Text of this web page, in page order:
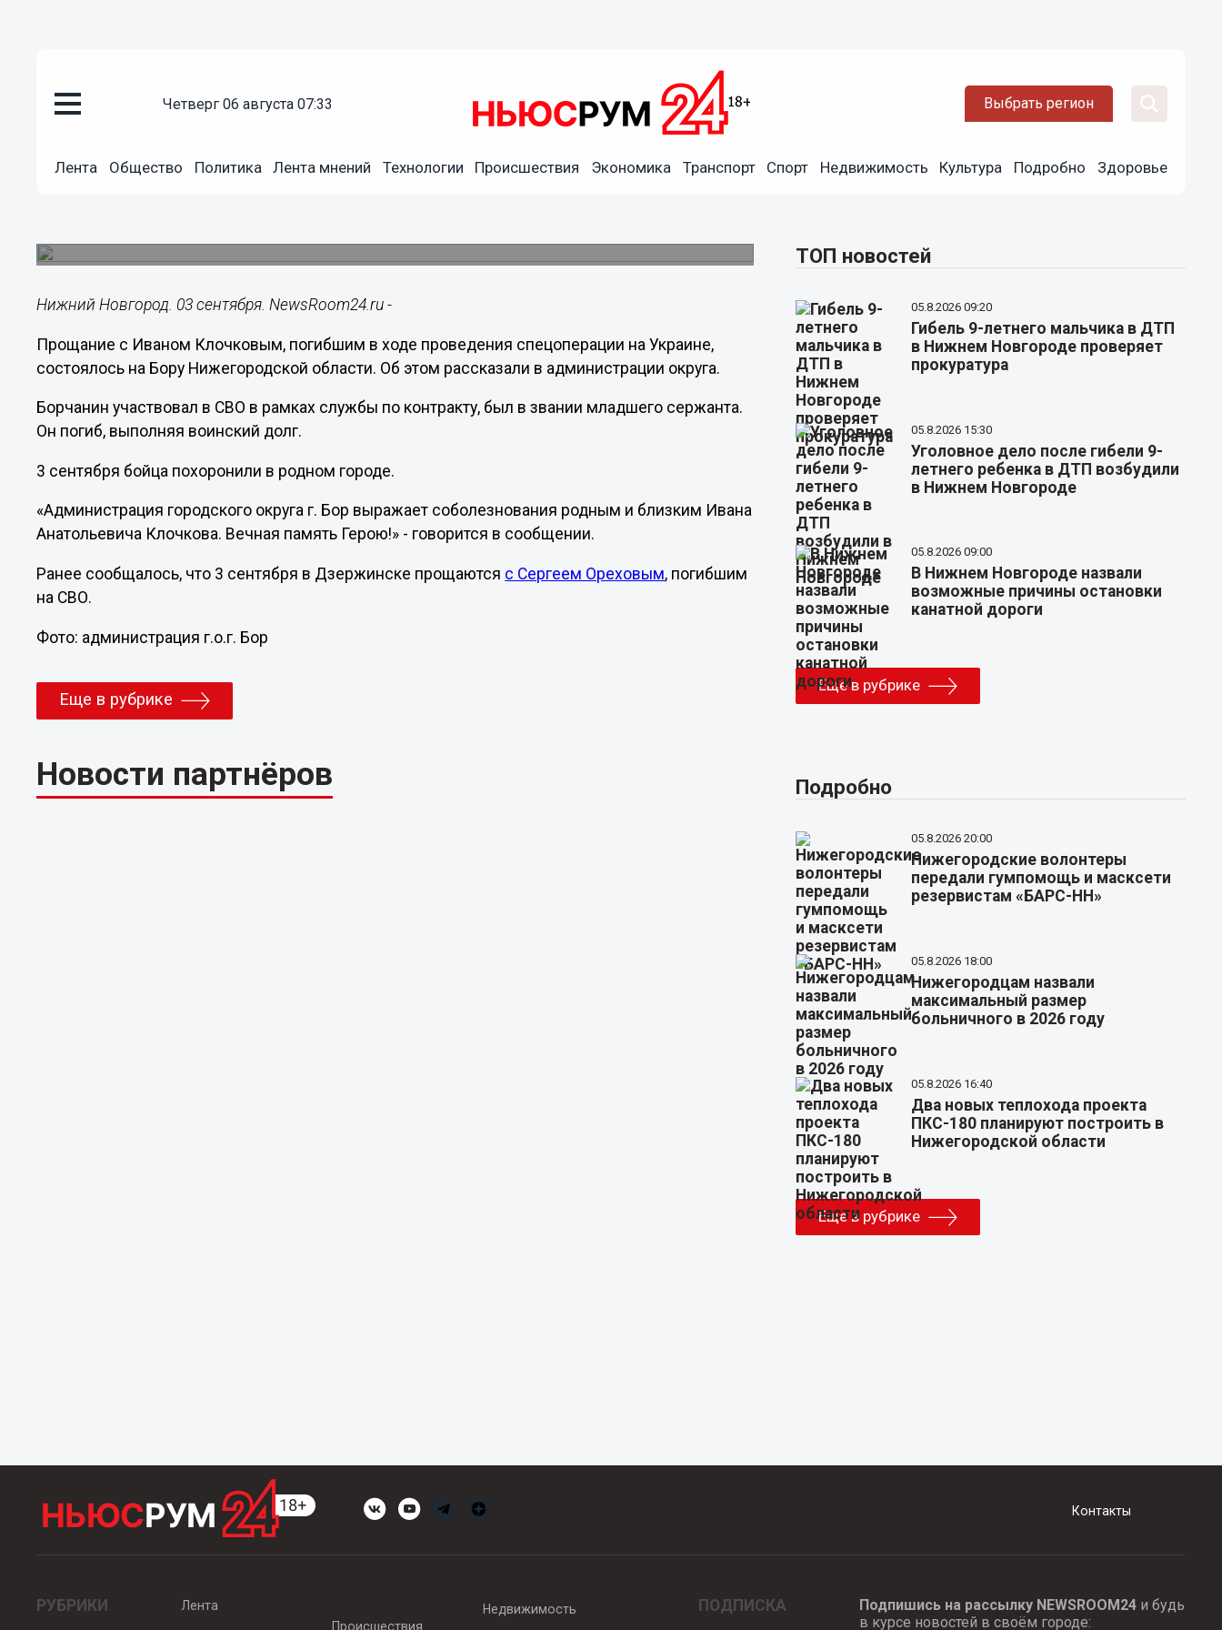
четверг 06 августа 07:33 Выбрать регион
Лента Общество Политика Лента мнений Технологии Происшествия Экономика Транспорт Спорт Недвижимость Культура Подробно Здоровье
Погибшего на СВО Ивана Клочкова проводили в последний
Нижний Новгород. 03 сентября. NewsRoom24.ru -
Прощание с Иваном Клочковым, погибшим в ходе проведения спецоперации на Украине,
состоялось на Бору Нижегородской области. Об этом рассказали в администрации округа.
Борчанин участвовал в СВО в рамках службы по контракту, был в звании младшего сержанта.
Он погиб, выполняя воинский долг.
3 сентября бойца похоронили в родном городе.
«Администрация городского округа г. Бор выражает соболезнования родным и близким Ивана
Анатольевича Клочкова. Вечная память Герою!» - говорится в сообщении.
Ранее сообщалось, что 3 сентября в Дзержинске прощаются с Сергеем Ореховым, погибшим
на СВО.
Фото: администрация г.о.г. Бор
Еще в рубрике
Новости партнёров
ТОП новостей
05.8.2026 09:20
Гибель 9-летнего мальчика в ДТП
в Нижнем Новгороде проверяет
прокуратура
05.8.2026 15:30
Уголовное дело после гибели 9-
летнего ребенка в ДТП возбудили
в Нижнем Новгороде
05.8.2026 09:00
В Нижнем Новгороде назвали
возможные причины остановки
канатной дороги
Еще в рубрике
Подробно
05.8.2026 20:00
Нижегородские волонтеры
передали гумпомощь и масксети
резервистам «БАРС-НН»
05.8.2026 18:00
Нижегородцам назвали
максимальный размер
больничного в 2026 году
05.8.2026 16:40
Два новых теплохода проекта
ПКС-180 планируют построить в
Нижегородской области
Еще в рубрике
Контакты
РУБРИКИ
Лента
Происшествия
Недвижимость ПОДПИСКА Подпишись на рассылку NEWSROOM24и будь
в курсе новостей в своём городе: